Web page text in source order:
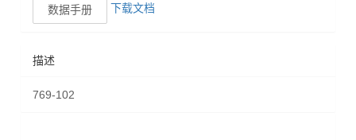
数据手册
下载文档
描述
769-102